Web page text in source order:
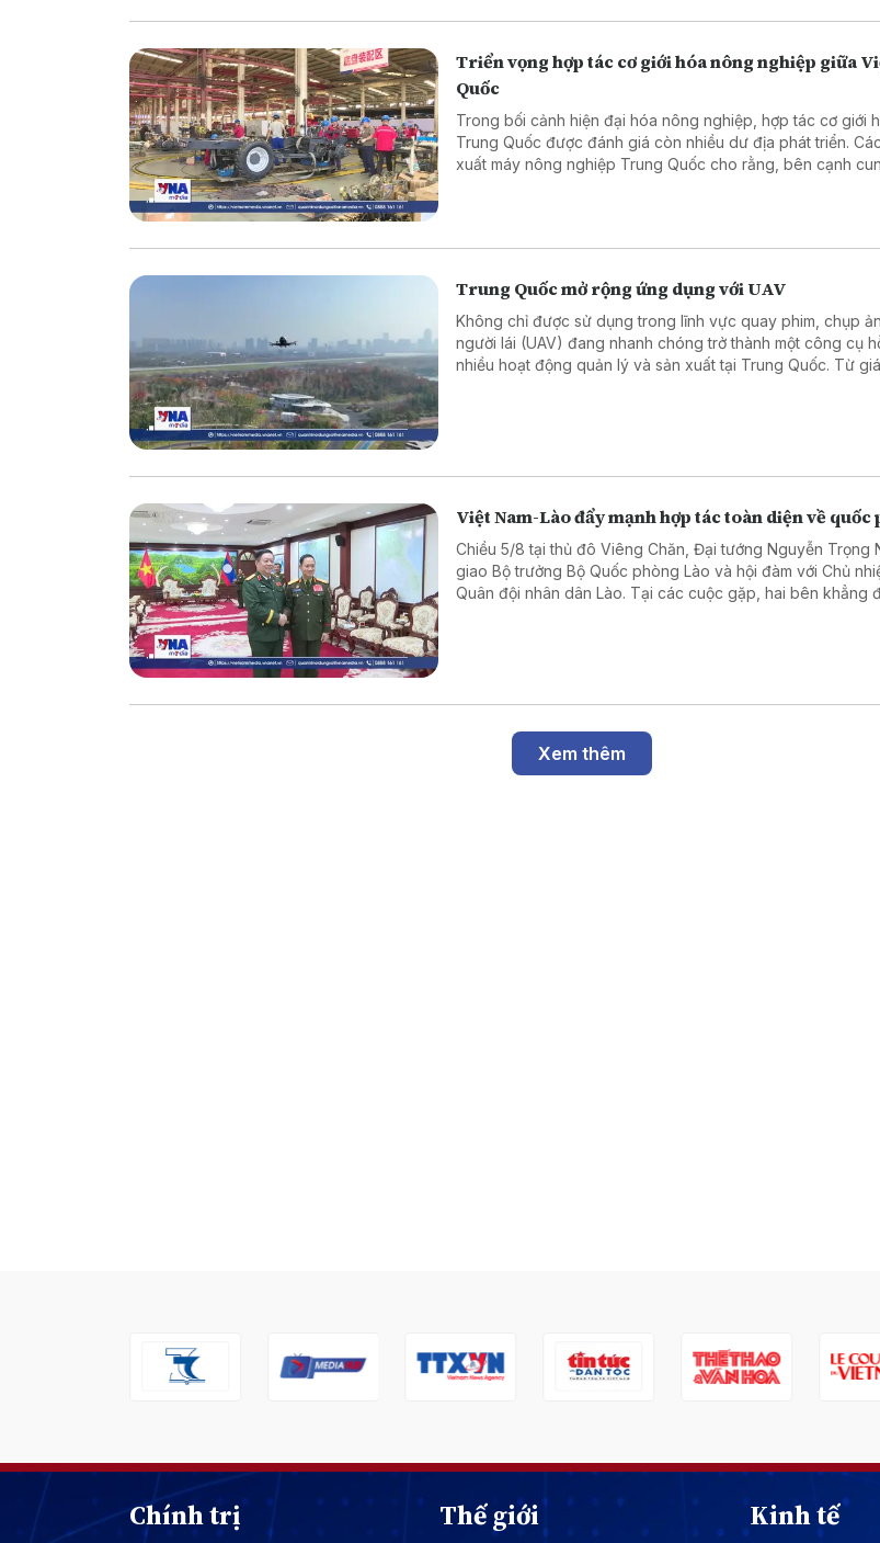
Triển vọng hợp tác cơ giới hóa nông nghiệp giữa
Quốc
Trong bối cảnh hiện đại hóa nông nghiệp, hợp tác cơ giới
Trung Quốc được đánh giá còn nhiều dư địa phát triển.
xuất máy nông nghiệp Trung Quốc cho rằng, bên cạnh
Trung Quốc mở rộng ứng dụng với UAV
Không chỉ được sử dụng trong lĩnh vực quay phim, chụp
người lái (UAV) đang nhanh chóng trở thành một công cụ
nhiều hoạt động quản lý và sản xuất tại Trung Quốc. Từ
Việt Nam-Lào đẩy mạnh hợp tác toàn diện về quốc
Chiều 5/8 tại thủ đô Viêng Chăn, Đại tướng Nguyễn Trọng
giao Bộ trưởng Bộ Quốc phòng Lào và hội đàm với Chủ
Quân đội nhân dân Lào. Tại các cuộc gặp, hai bên khẳng
Xem thêm
Chính trị Thế giới Kinh tế